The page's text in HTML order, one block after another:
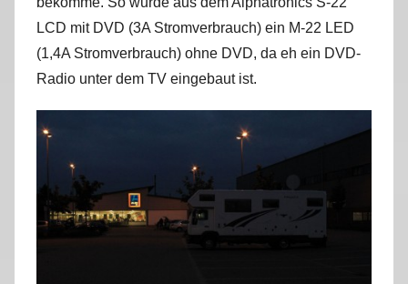
LCD mit DVD (3A Stromverbrauch) ein M-22 LED
(1,4A Stromverbrauch) ohne DVD, da eh ein DVD-
Radio unter dem TV eingebaut ist.